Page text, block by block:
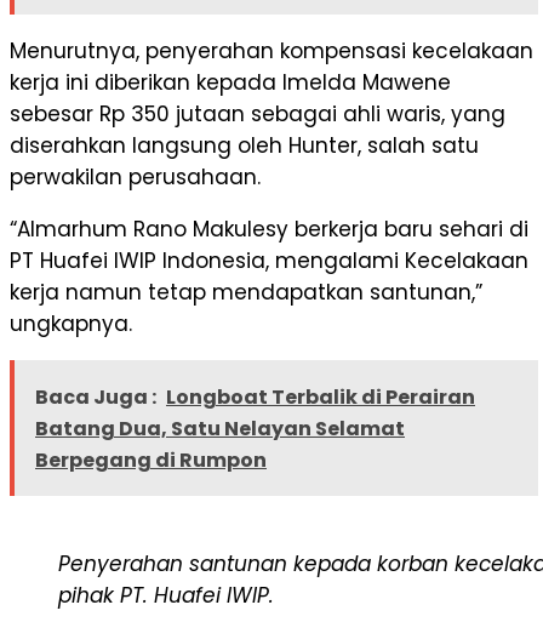
Menurutnya, penyerahan kompensasi kecelakaan
kerja ini diberikan kepada Imelda Mawene
sebesar Rp 350 jutaan sebagai ahli waris, yang
diserahkan langsung oleh Hunter, salah satu
perwakilan perusahaan.
“Almarhum Rano Makulesy berkerja baru sehari di
PT Huafei IWIP Indonesia, mengalami Kecelakaan
kerja namun tetap mendapatkan santunan,”
ungkapnya.
Baca Juga : Longboat Terbalik di Perairan
Batang Dua, Satu Nelayan Selamat
Berpegang di Rumpon
Penyerahan santunan kepada korban
pihak PT. Huafei IWIP.